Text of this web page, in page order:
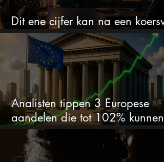
Dit ene cijfer kan na een
van 50% alles veranderen
Analisten tippen 3 Europese
aandelen die tot 102% kunnen
stijgen